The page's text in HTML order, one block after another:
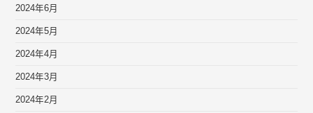
2024年6月
2024年5月
2024年4月
2024年3月
2024年2月